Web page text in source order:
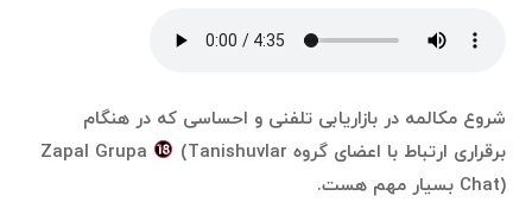
شروع مکالمه در بازاریابی تلفنی و احساسی که در هنگام
برقراری ارتباط با اعضای گروه Zapal Grupa (Tanishuvlar
Chat) بسیار مهم هست.